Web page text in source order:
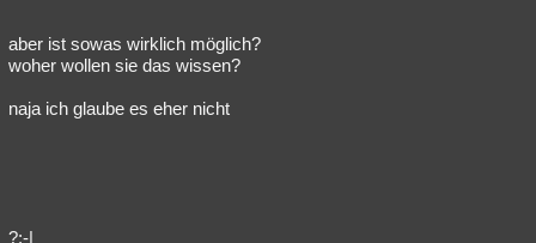
aber ist sowas wirklich möglich?
woher wollen sie das wissen?
naja ich glaube es eher nicht
?:-|